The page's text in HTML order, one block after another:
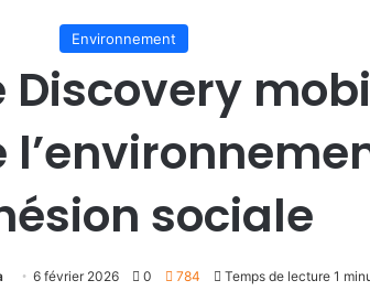
Environnement
Discovery
sociale
6 février 2026 0 784 Temps de lecture 1